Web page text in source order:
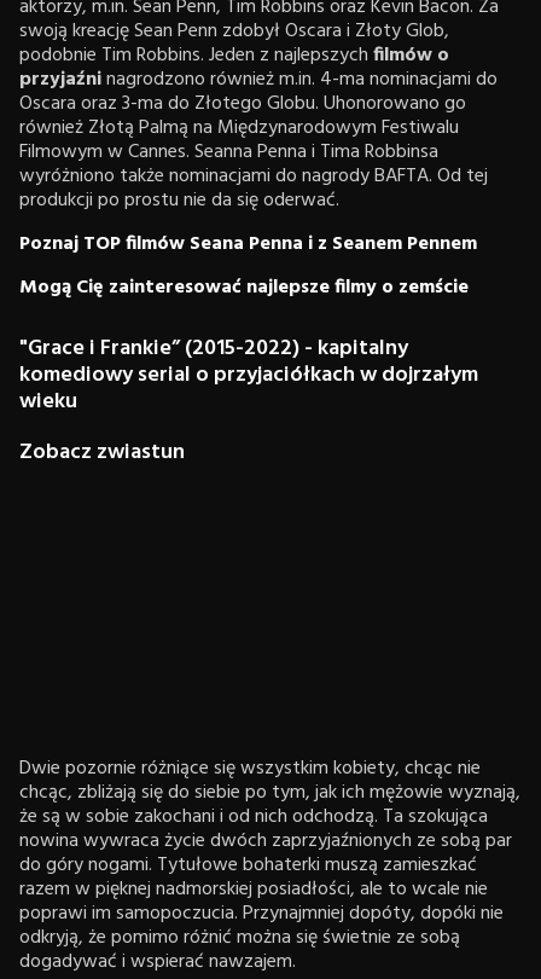
aktorzy, m.in. Sean Penn, Tim Robbins oraz Kevin Bacon. Za
swoją kreację Sean Penn zdobył Oscara i Złoty Glob,
podobnie Tim Robbins. Jeden z najlepszychfilmów o
przyjaźninagrodzono również m.in. 4-ma nominacjami do
Oscara oraz 3-ma do Złotego Globu. Uhonorowano go
również Złotą Palmą na Międzynarodowym Festiwalu
Filmowym w Cannes. Seanna Penna i Tima Robbinsa
wyróżniono także nominacjami do nagrody BAFTA. Od tej
produkcji po prostu nie da się oderwać.
Poznaj TOP filmów Seana Penna i z Seanem Pennem
Mogą Cię zainteresować najlepsze filmy o zemście
"Grace i Frankie” (2015-2022) - kapitalny
komediowy serial o przyjaciółkach w dojrzałym
wieku
Zobacz zwiastun
Dwie pozornie różniące się wszystkim kobiety, chcąc nie
chcąc, zbliżają się do siebie po tym, jak ich mężowie wyznają,
że są w sobie zakochani i od nich odchodzą. Ta szokująca
nowina wywraca życie dwóch zaprzyjaźnionych ze sobą par
do góry nogami. Tytułowe bohaterki muszą zamieszkać
razem w pięknej nadmorskiej posiadłości, ale to wcale nie
poprawi im samopoczucia. Przynajmniej dopóty, dopóki nie
odkryją, że pomimo różnić można się świetnie ze sobą
dogadywać i wspierać nawzajem.